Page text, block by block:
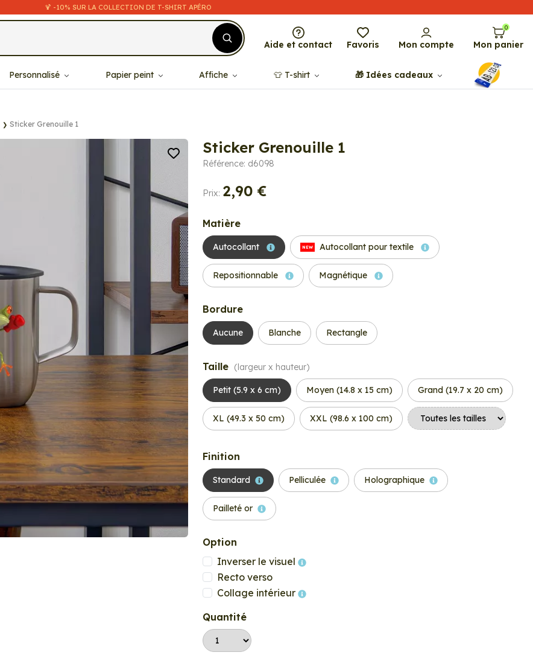
🍹 -10% SUR LA COLLECTION DE T-SHIRT APÉRO
Aide et contact Favoris Mon compte
0
Mon panier
Personnalisé Papier peint Affiche 👕​​ T-shirt 🎁​ Idées cadeaux
Sticker Grenouille 1
Sticker Grenouille 1
Référence: d6098
Prix: 2,90 €
Matière
Autocollant NEW Autocollant pour textile
Repositionnable Magnétique
Bordure
Aucune Blanche Rectangle
Taille (largeur x hauteur)
Petit (5.9 x 6 cm) Moyen (14.8 x 15 cm) Grand (19.7 x 20 cm)
XL (49.3 x 50 cm) XXL (98.6 x 100 cm)
Finition
Standard Pelliculée Holographique
Pailleté or
Option
Inverser le visuel
Recto verso
Collage intérieur
Quantité